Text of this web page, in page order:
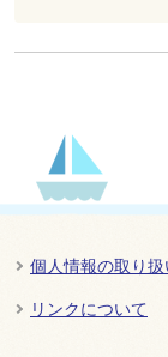
個人情報の取り扱
リンクについて